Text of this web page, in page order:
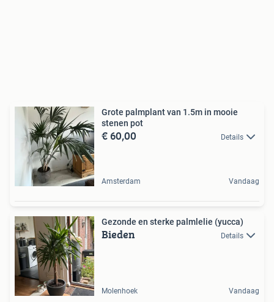
Grote palmplant van 1.5m in mooie
stenen pot
€ 60,00 Details
Amsterdam Vandaag
Gezonde en sterke palmlelie (yucca)
Bieden Details
Molenhoek Vandaag